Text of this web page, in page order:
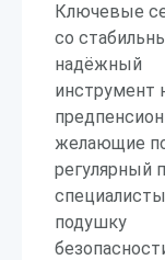
Ключевые
со
надёжный
инструмент
желающие
регулярный
подушку